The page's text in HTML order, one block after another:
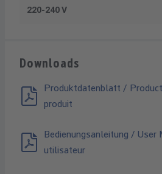
220-240 V
Downloads
Produktdatenblatt /
produit
Bedienungsanleitung /
utilisateur